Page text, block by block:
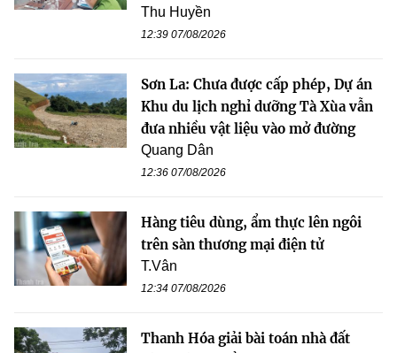
Thu Huyền
12:39 07/08/2026
Sơn La: Chưa được cấp phép, Dự án
Khu du lịch nghỉ dưỡng Tà Xùa vẫn
đưa nhiều vật liệu vào mở đường
Quang Dân
12:36 07/08/2026
Hàng tiêu dùng, ẩm thực lên ngôi
trên sàn thương mại điện tử
T.Vân
12:34 07/08/2026
Thanh Hóa giải bài toán nhà đất